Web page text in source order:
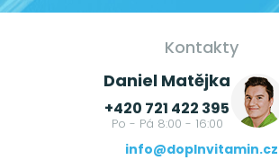
Kontakty
Daniel Matějka
+420 721 422 395
Po - Pá 8:00 - 16:00
info@doplnvitamin.cz